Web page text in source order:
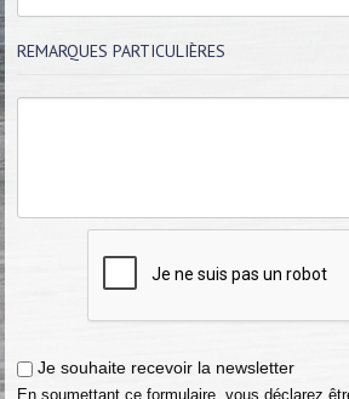
REMARQUES PARTICULIÈRES
Je souhaite recevoir la newsletter
En soumettant ce formulaire, vous déclarez